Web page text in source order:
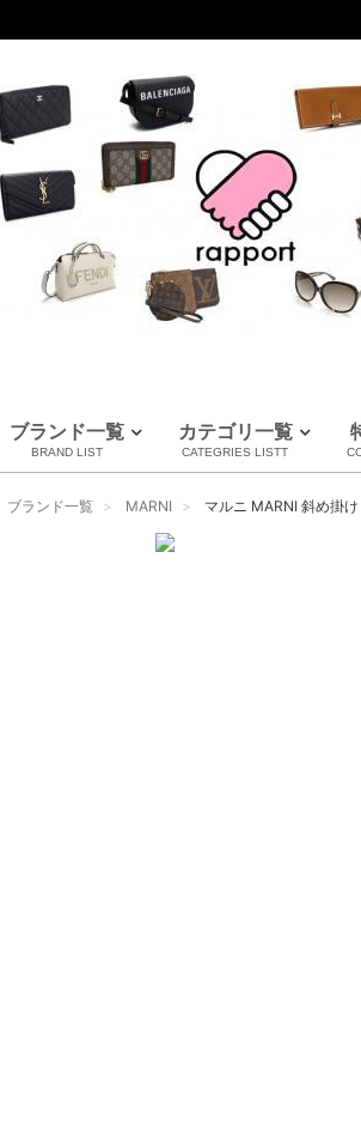
ブランド一覧
BRAND LIST
ルイヴィトン
シャネル
エルメス
全てのブランドを見る
カテゴリ一覧
CATEGRIES LISTT
ブランド一覧 MARNI マルニ MARNI 斜め掛